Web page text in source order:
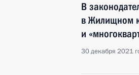
В
в Жилищном
и
30 декабря 2021